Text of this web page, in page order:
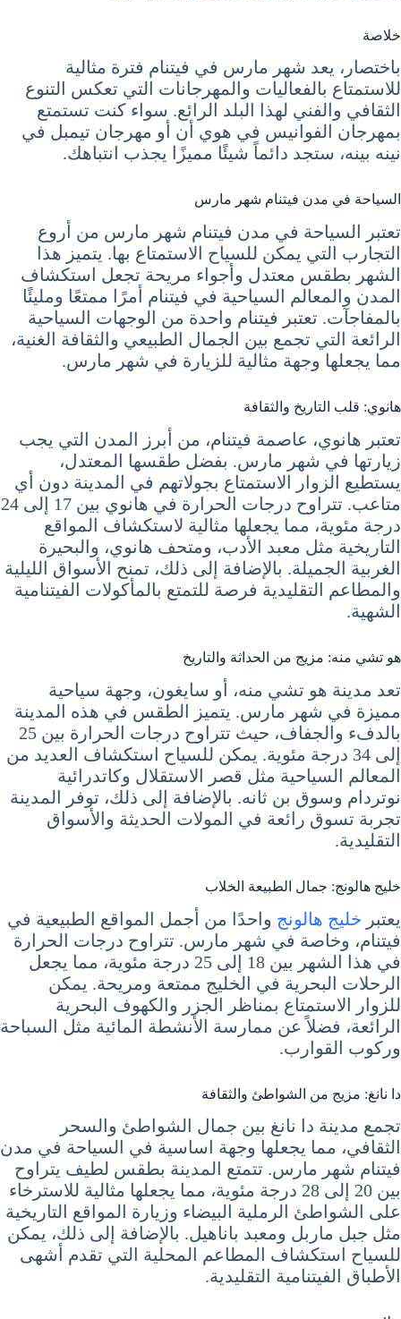
خلاصة
باختصار، يعد شهر مارس في فيتنام فترة مثالية
للاستمتاع بالفعاليات والمهرجانات التي تعكس التنوع
الثقافي والفني لهذا البلد الرائع. سواء كنت تستمتع
بمهرجان الفوانيس في هوي أن أو مهرجان تيمبل في
نينه بينه، ستجد دائماً شيئًا مميزًا يجذب انتباهك.
السياحة في مدن فيتنام شهر مارس
تعتبر السياحة في مدن فيتنام شهر مارس من أروع
التجارب التي يمكن للسياح الاستمتاع بها. يتميز هذا
الشهر بطقس معتدل وأجواء مريحة تجعل استكشاف
المدن والمعالم السياحية في فيتنام أمرًا ممتعًا ومليئًا
بالمفاجآت. تعتبر فيتنام واحدة من الوجهات السياحية
الرائعة التي تجمع بين الجمال الطبيعي والثقافة الغنية،
مما يجعلها وجهة مثالية للزيارة في شهر مارس.
هانوي: قلب التاريخ والثقافة
تعتبر هانوي، عاصمة فيتنام، من أبرز المدن التي يجب
زيارتها في شهر مارس. بفضل طقسها المعتدل،
يستطيع الزوار الاستمتاع بجولاتهم في المدينة دون أي
متاعب. تتراوح درجات الحرارة في هانوي بين 17 إلى 24
درجة مئوية، مما يجعلها مثالية لاستكشاف المواقع
التاريخية مثل معبد الأدب، ومتحف هانوي، والبحيرة
الغربية الجميلة. بالإضافة إلى ذلك، تمنح الأسواق الليلية
والمطاعم التقليدية فرصة للتمتع بالمأكولات الفيتنامية
الشهية.
هو تشي منه: مزيج من الحداثة والتاريخ
تعد مدينة هو تشي منه، أو سايغون، وجهة سياحية
مميزة في شهر مارس. يتميز الطقس في هذه المدينة
بالدفء والجفاف، حيث تتراوح درجات الحرارة بين 25
إلى 34 درجة مئوية. يمكن للسياح استكشاف العديد من
المعالم السياحية مثل قصر الاستقلال وكاتدرائية
نوتردام وسوق بن ثانه. بالإضافة إلى ذلك، توفر المدينة
تجربة تسوق رائعة في المولات الحديثة والأسواق
التقليدية.
خليج هالونج: جمال الطبيعة الخلاب
يعتبر خليج هالونج واحدًا من أجمل المواقع الطبيعية في
فيتنام، وخاصة في شهر مارس. تتراوح درجات الحرارة
في هذا الشهر بين 18 إلى 25 درجة مئوية، مما يجعل
الرحلات البحرية في الخليج ممتعة ومريحة. يمكن
للزوار الاستمتاع بمناظر الجزر والكهوف البحرية
الرائعة، فضلاً عن ممارسة الأنشطة المائية مثل السباحة
وركوب القوارب.
دا نانغ: مزيج من الشواطئ والثقافة
تجمع مدينة دا نانغ بين جمال الشواطئ والسحر
الثقافي، مما يجعلها وجهة اساسية في السياحة في مدن
فيتنام شهر مارس. تتمتع المدينة بطقس لطيف يتراوح
بين 20 إلى 28 درجة مئوية، مما يجعلها مثالية للاسترخاء
على الشواطئ الرملية البيضاء وزيارة المواقع التاريخية
مثل جبل ماربل ومعبد باناهيل. بالإضافة إلى ذلك، يمكن
للسياح استكشاف المطاعم المحلية التي تقدم أشهى
الأطباق الفيتنامية التقليدية.